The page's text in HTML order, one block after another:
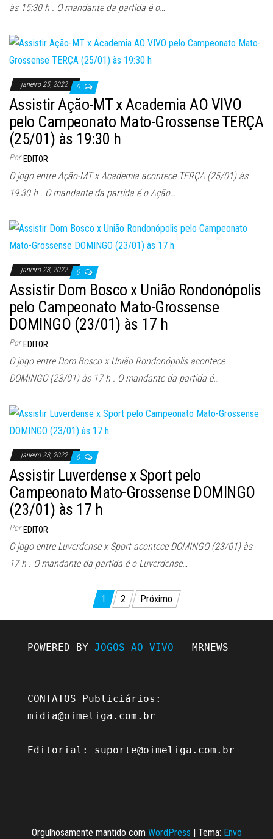
às 15:30 h . O mandante da partida é o…
janeiro 25, 2022 0
Assistir Ação-MT x Academia AO VIVO
pelo Campeonato Mato-Grossense TERÇA
(25/01) às 19:30 h
Por EDITOR
O jogo entre Ação-MT x Academia acontece TERÇA (25/01) às
19:30 h . O mandante da partida é o Ação…
janeiro 23, 2022 0
Assistir Dom Bosco x União Rondonópolis
pelo Campeonato Mato-Grossense
DOMINGO (23/01) às 17 h
Por EDITOR
O jogo entre Dom Bosco x União Rondonópolis acontece
DOMINGO (23/01) às 17 h . O mandante da partida é…
janeiro 23, 2022 0
Assistir Luverdense x Sport pelo
Campeonato Mato-Grossense DOMINGO
(23/01) às 17 h
Por EDITOR
O jogo entre Luverdense x Sport acontece DOMINGO (23/01) às
17 h . O mandante da partida é o Luverdense…
de
posts
1 2 Próximo
POWERED BY JOGOS AO VIVO - MRNEWS
midia@oimeliga.com.br
Editorial: suporte@oimeliga.com.br
Orgulhosamente mantido com WordPress | Tema: Envo